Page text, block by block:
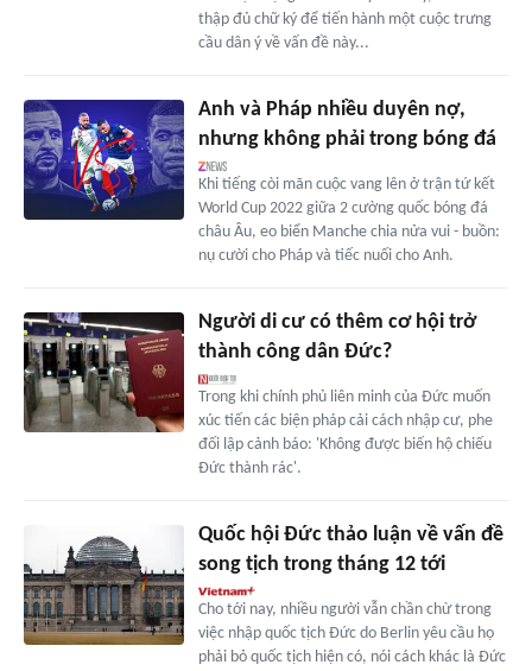
thập đủ chữ ký để tiến hành một cuộc trưng
cầu dân ý về vấn đề này...
Anh và Pháp nhiều duyên nợ,
nhưng không phải trong bóng đá
Khi tiếng còi mãn cuộc vang lên ở trận tứ kết
World Cup 2022 giữa 2 cường quốc bóng đá
châu Âu, eo biển Manche chia nửa vui - buồn:
nụ cười cho Pháp và tiếc nuối cho Anh.
Người di cư có thêm cơ hội trở
thành công dân Đức?
Trong khi chính phủ liên minh của Đức muốn
xúc tiến các biện pháp cải cách nhập cư, phe
đối lập cảnh báo: 'Không được biến hộ chiếu
Đức thành rác'.
Quốc hội Đức thảo luận về vấn đề
song tịch trong tháng 12 tới
Cho tới nay, nhiều người vẫn chần chừ trong
việc nhập quốc tịch Đức do Berlin yêu cầu họ
phải bỏ quốc tịch hiện có, nói cách khác là Đức